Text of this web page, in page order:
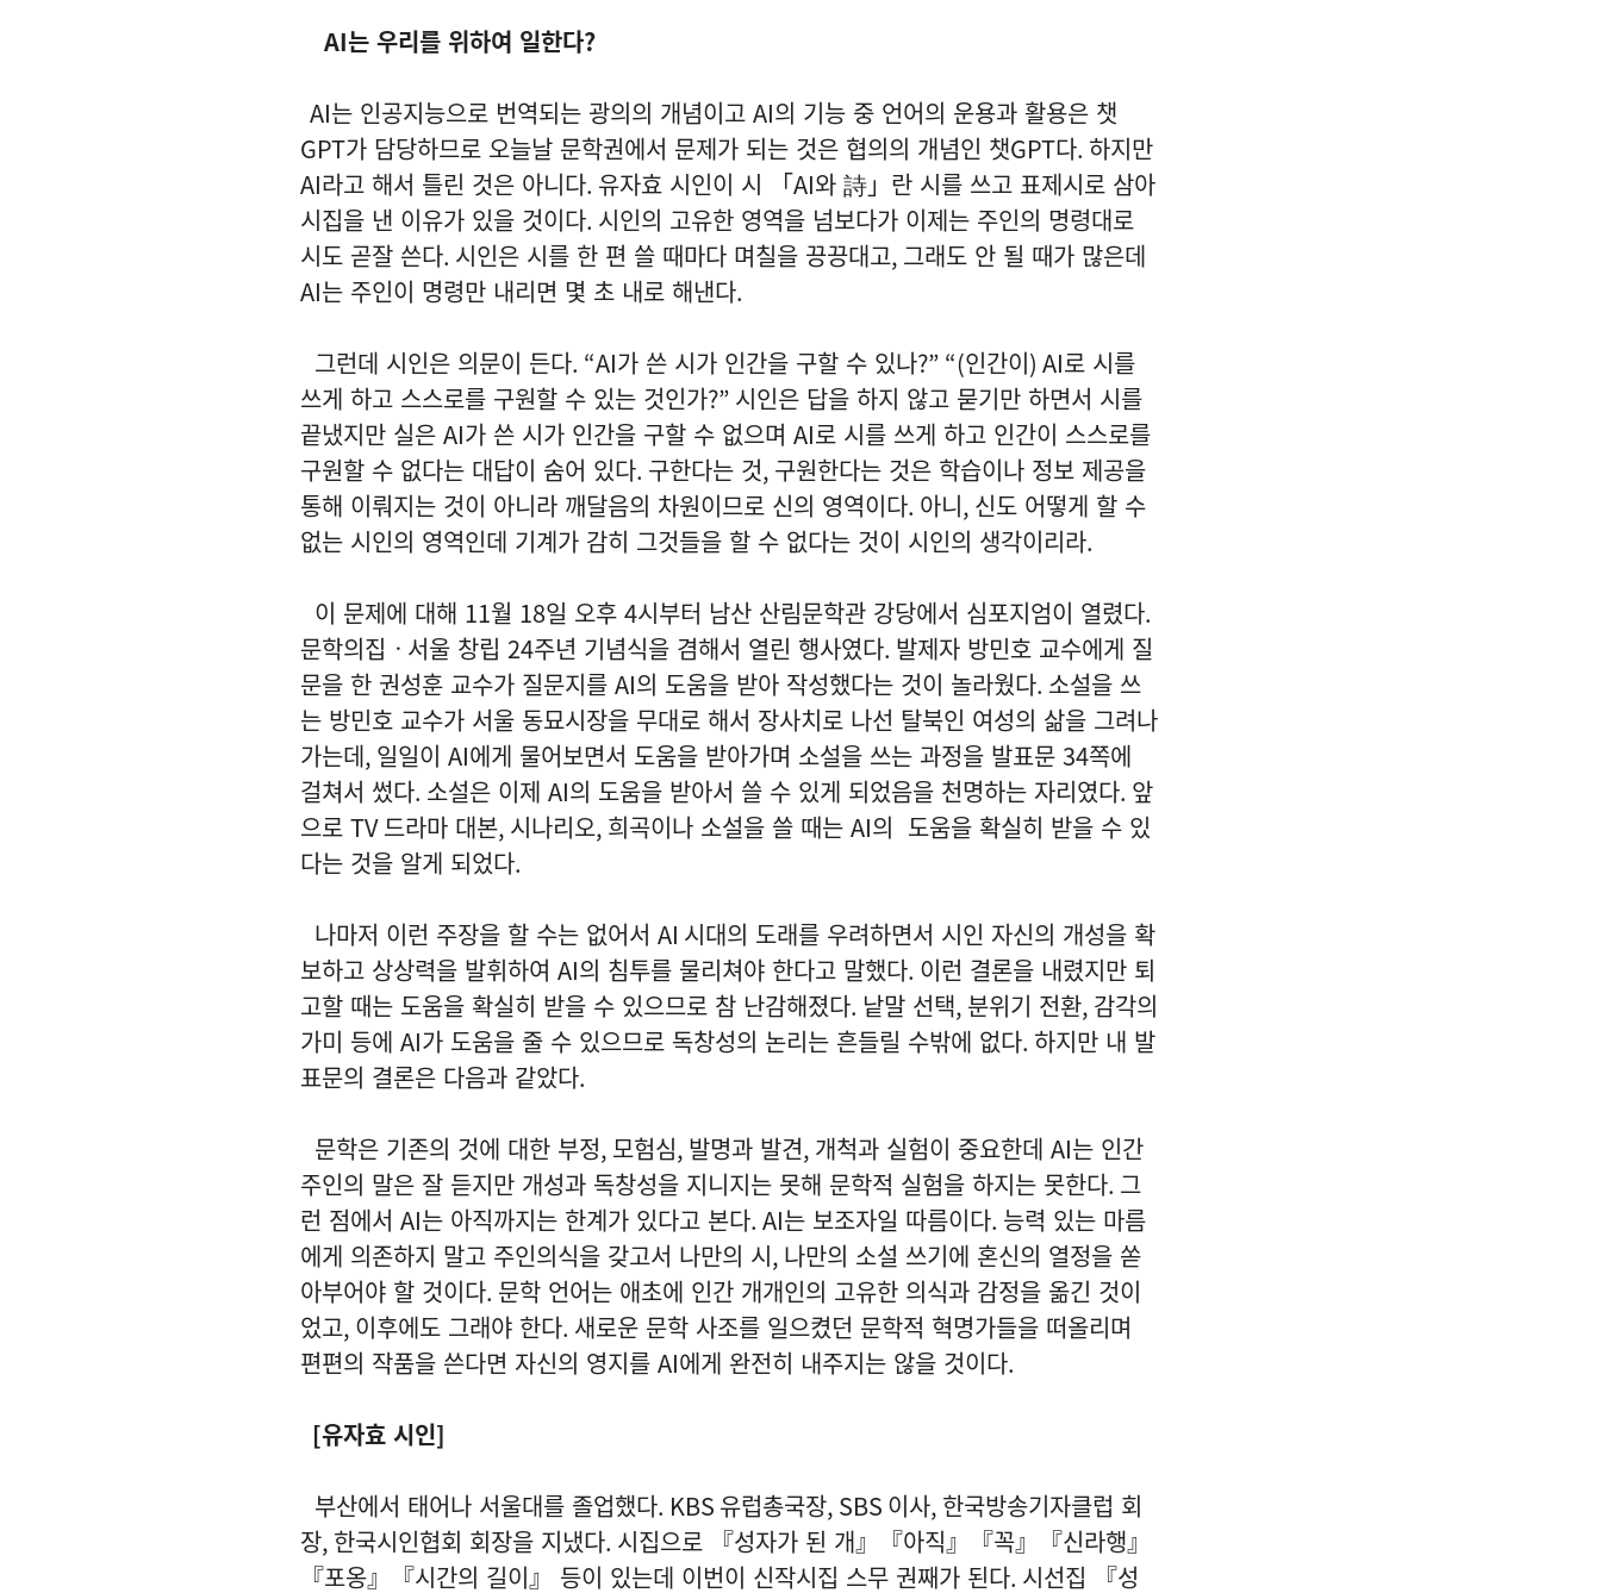
AI는 우리를 위하여 일한다?
AI는 인공지능으로 번역되는 광의의 개념이고 AI의 기능 중 언어의 운용과 활용은 챗
GPT가 담당하므로 오늘날 문학권에서 문제가 되는 것은 협의의 개념인 챗GPT다. 하지만
AI라고 해서 틀린 것은 아니다. 유자효 시인이 시 「AI와 詩」란 시를 쓰고 표제시로 삼아
시집을 낸 이유가 있을 것이다. 시인의 고유한 영역을 넘보다가 이제는 주인의 명령대로
시도 곧잘 쓴다. 시인은 시를 한 편 쓸 때마다 며칠을 끙끙대고, 그래도 안 될 때가 많은데
AI는 주인이 명령만 내리면 몇 초 내로 해낸다.
그런데 시인은 의문이 든다. “AI가 쓴 시가 인간을 구할 수 있나?” “(인간이) AI로 시를
쓰게 하고 스스로를 구원할 수 있는 것인가?” 시인은 답을 하지 않고 묻기만 하면서 시를
끝냈지만 실은 AI가 쓴 시가 인간을 구할 수 없으며 AI로 시를 쓰게 하고 인간이 스스로를
구원할 수 없다는 대답이 숨어 있다. 구한다는 것, 구원한다는 것은 학습이나 정보 제공을
통해 이뤄지는 것이 아니라 깨달음의 차원이므로 신의 영역이다. 아니, 신도 어떻게 할 수
없는 시인의 영역인데 기계가 감히 그것들을 할 수 없다는 것이 시인의 생각이리라.
이 문제에 대해 11월 18일 오후 4시부터 남산 산림문학관 강당에서 심포지엄이 열렸다.
문학의집ㆍ서울 창립 24주년 기념식을 겸해서 열린 행사였다. 발제자 방민호 교수에게 질
문을 한 권성훈 교수가 질문지를 AI의 도움을 받아 작성했다는 것이 놀라웠다. 소설을 쓰
는 방민호 교수가 서울 동묘시장을 무대로 해서 장사치로 나선 탈북인 여성의 삶을 그려나
가는데, 일일이 AI에게 물어보면서 도움을 받아가며 소설을 쓰는 과정을 발표문 34쪽에
걸쳐서 썼다. 소설은 이제 AI의 도움을 받아서 쓸 수 있게 되었음을 천명하는 자리였다. 앞
으로 TV드라마 대본, 시나리오, 희곡이나 소설을 쓸 때는 AI의 도움을 확실히 받을 수 있
다는 것을 알게 되었다.
나마저 이런 주장을 할 수는 없어서 AI 시대의 도래를 우려하면서 시인 자신의 개성을 확
보하고 상상력을 발휘하여 AI의 침투를 물리쳐야 한다고 말했다. 이런 결론을 내렸지만 퇴
고할 때는 도움을 확실히 받을 수 있으므로 참 난감해졌다. 낱말 선택, 분위기 전환, 감각의
가미 등에 AI가 도움을 줄 수 있으므로 독창성의 논리는 흔들릴 수밖에 없다. 하지만 내 발
표문의 결론은 다음과 같았다.
문학은 기존의 것에 대한 부정, 모험심, 발명과 발견, 개척과 실험이 중요한데 AI는 인간
주인의 말은 잘 듣지만 개성과 독창성을 지니지는 못해 문학적 실험을 하지는 못한다. 그
런 점에서 AI는 아직까지는 한계가 있다고 본다. AI는 보조자일 따름이다. 능력 있는 마름
에게 의존하지 말고 주인의식을 갖고서 나만의 시, 나만의 소설 쓰기에 혼신의 열정을 쏟
아부어야 할 것이다. 문학 언어는 애초에 인간 개개인의 고유한 의식과 감정을 옮긴 것이
었고, 이후에도 그래야 한다. 새로운 문학 사조를 일으켰던 문학적 혁명가들을 떠올리며
편편의 작품을 쓴다면 자신의 영지를 AI에게 완전히 내주지는 않을 것이다.
[유자효 시인]
부산에서 태어나 서울대를 졸업했다. KBS 유럽총국장, SBS 이사, 한국방송기자클럽 회
장, 한국시인협회 회장을 지냈다. 시집으로 『성자가 된 개』『아직』『꼭』『신라행』
『포옹』『시간의 길이』 등이 있는데 이번이 신작시집 스무 권째가 된다. 시선집 『성